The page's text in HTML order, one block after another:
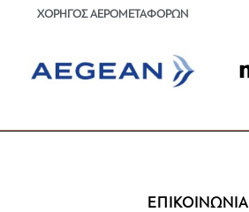
ΧΟΡΗΓΟΣ ΑΕΡΟΜΕΤΑΦΟΡΩΝ
ΕΠΙΚΟΙΝΩΝΙΑ